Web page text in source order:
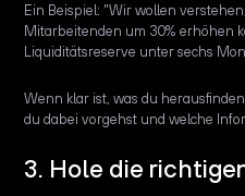
Ein Beispiel: "Wir wollen
Mitarbeitenden um 30% erhöhen
Liquiditätsreserve unter sechs
Wenn klar ist, was du
du dabei vorgehst und welche
3. Hole die